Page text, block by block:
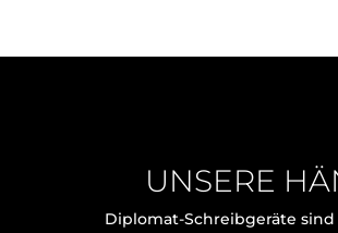
UNSERE
Diplomat-Schreibgeräte